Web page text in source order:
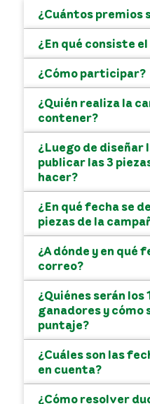
¿Cuántos premios
¿En qué consiste
¿Cómo participar?
¿Quién realiza la
contener?
¿Luego de diseñar
publicar las 3
hacer?
¿En qué fecha se
piezas de la
¿A dónde y en qué
correo?
¿Quiénes serán
ganadores y cómo
puntaje?
¿Cuáles son las
en cuenta?
¿Cómo resolver